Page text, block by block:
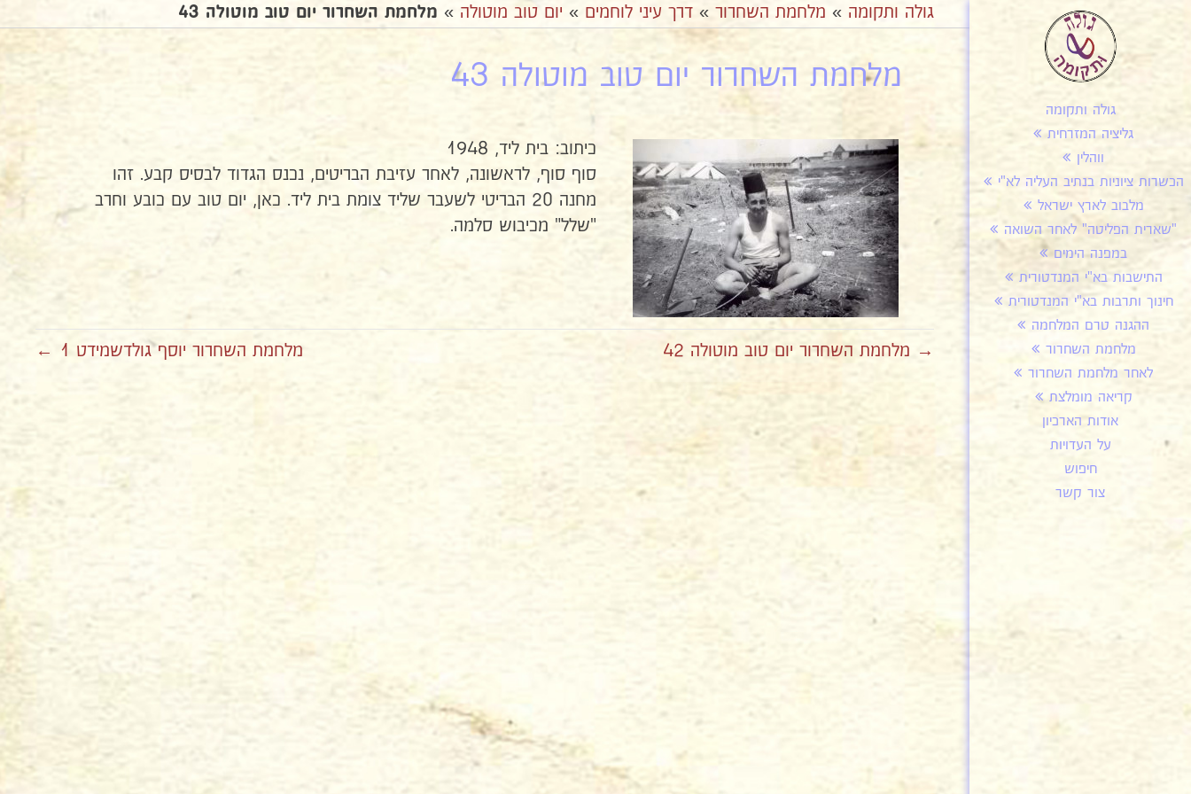
גולה ותקומה
גליציה המזרחית
ווהלין
הכשרות ציוניות בנתיב העליה לא"י
מלבוב לארץ ישראל
"שארית הפליטה" לאחר השואה
במפנה הימים
התישבות בא"י המנדטורית
חינוך ותרבות בא"י המנדטורית
ההגנה טרם המלחמה
מלחמת השחרור
לאחר מלחמת השחרור
קריאה מומלצת
אודות הארכיון
על העדויות
חיפוש
צור קשר
גולה ותקומה » מלחמת השחרור » דרך עיני לוחמים » יום טוב מוטולה » מלחמת השחרור יום טוב מוטולה 43
מלחמת השחרור יום טוב מוטולה 43
כיתוב: בית ליד, 1948
סוף סוף, לראשונה, לאחר עזיבת הבריטים, נכנס הגדוד לבסיס קבע. זהו
מחנה 20 הבריטי לשעבר שליד צומת בית ליד. כאן, יום טוב עם כובע וחרב
"שלל" מכיבוש סלמה.
→ מלחמת השחרור יום טוב מוטולה 42 מלחמת השחרור יוסף גולדשמידט 1 ←